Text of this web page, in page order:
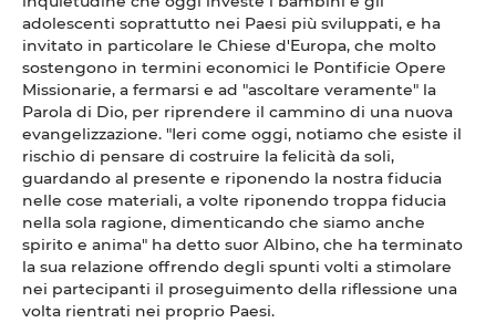
adolescenti soprattutto nei Paesi più sviluppati, e ha
invitato in particolare le Chiese d'Europa, che molto
sostengono in termini economici le Pontificie Opere
Missionarie, a fermarsi e ad "ascoltare veramente" la
Parola di Dio, per riprendere il cammino di una nuova
evangelizzazione. "Ieri come oggi, notiamo che esiste il
rischio di pensare di costruire la felicità da soli,
guardando al presente e riponendo la nostra fiducia
nelle cose materiali, a volte riponendo troppa fiducia
nella sola ragione, dimenticando che siamo anche
spirito e anima" ha detto suor Albino, che ha terminato
la sua relazione offrendo degli spunti volti a stimolare
nei partecipanti il proseguimento della riflessione una
volta rientrati nei proprio Paesi.